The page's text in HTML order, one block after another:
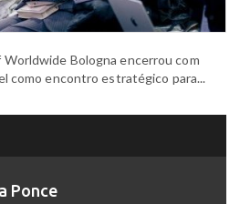
Worldwide Bologna encerrou com
como encontro estratégico para...
Ponce